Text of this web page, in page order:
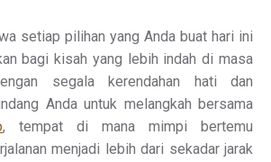
setiap pilihan yang Anda buat hari ini
bagi kisah yang lebih indah di masa
segala kerendahan hati dan
Anda untuk melangkah bersama
, tempat di mana mimpi bertemu
menjadi lebih dari sekadar jarak